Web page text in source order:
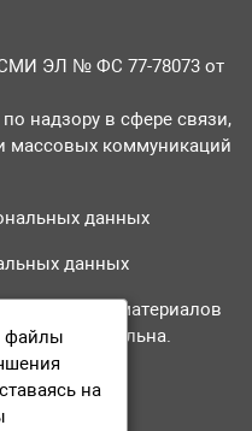
СМИ ЭЛ № ФС 77-78073 от
надзору в сфере связи,
массовых коммуникаций
данных
данных
материалов
обязательна.
файлы
на